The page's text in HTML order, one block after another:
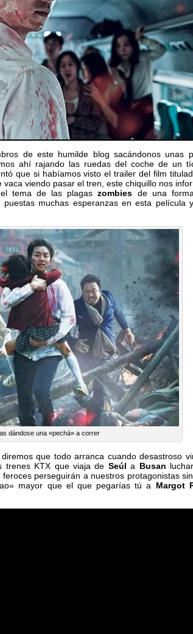
de este humilde blog sacándonos unas
ahí rajando las ruedas del coche de un
que si habíamos visto el trailer del film
vaca viendo pasar el tren, este chiquillo nos
el tema de las plagaszombies de una
muchas esperanzas en esta película
dándose una «pechá» a correr
que todo arranca cuando desastroso
trenes KTX que viaja de Seúl a Busan
perseguirán a nuestros protagonistas
mayor que el que pegarías tú a Margot